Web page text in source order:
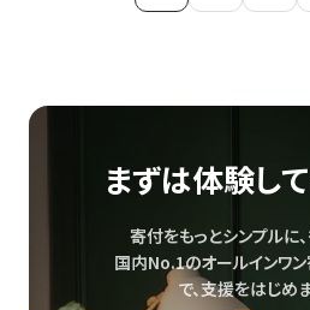
まずは体験して
寄付をもっとシンプルに
国内No.1のオールインワ
で、支援をはじめま